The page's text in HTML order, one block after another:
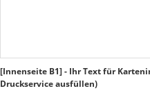
[Innenseite B1] - Ihr Text für
Druckservice ausfüllen)